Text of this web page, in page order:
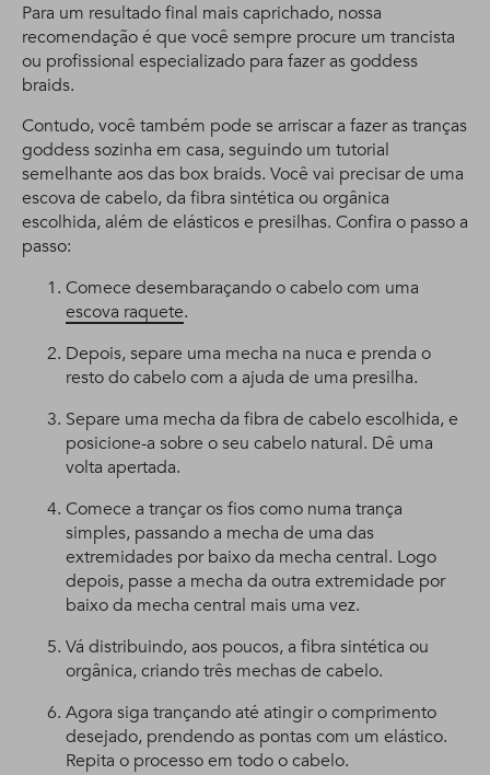
Para um resultado final mais caprichado, nossa
recomendação é que você sempre procure um trancista
ou profissional especializado para fazer as goddess
braids.
Contudo, você também pode se arriscar a fazer as tranças
goddess sozinha em casa, seguindo um tutorial
semelhante aos das box braids. Você vai precisar de uma
escova de cabelo, da fibra sintética ou orgânica
escolhida, além de elásticos e presilhas. Confira o passo a
passo:
Comece desembaraçando o cabelo com uma
escova raquete.
Depois, separe uma mecha na nuca e prenda o
resto do cabelo com a ajuda de uma presilha.
Separe uma mecha da fibra de cabelo escolhida, e
posicione-a sobre o seu cabelo natural. Dê uma
volta apertada.
Comece a trançar os fios como numa trança
simples, passando a mecha de uma das
extremidades por baixo da mecha central. Logo
depois, passe a mecha da outra extremidade por
baixo da mecha central mais uma vez.
Vá distribuindo, aos poucos, a fibra sintética ou
orgânica, criando três mechas de cabelo.
Agora siga trançando até atingir o comprimento
desejado, prendendo as pontas com um elástico.
Repita o processo em todo o cabelo.